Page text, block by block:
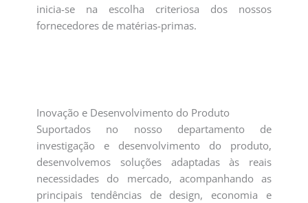
inicia-se na escolha criteriosa dos nossos
fornecedores de matérias-primas.
Inovação e Desenvolvimento do Produto
Suportados no nosso departamento de
investigação e desenvolvimento do produto,
desenvolvemos soluções adaptadas às reais
necessidades do mercado, acompanhando as
principais tendências de design, economia e